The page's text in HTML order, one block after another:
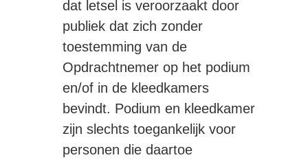
dat letsel is veroorzaakt door
publiek dat zich zonder
toestemming van de
Opdrachtnemer op het podium
en/of in de kleedkamers
bevindt. Podium en kleedkamer
zijn slechts toegankelijk voor
personen die daartoe